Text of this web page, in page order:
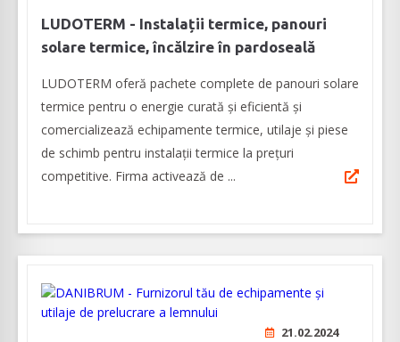
LUDOTERM - Instalații termice, panouri
solare termice, încălzire în pardoseală
LUDOTERM oferă pachete complete de panouri solare
termice pentru o energie curată și eficientă și
comercializează echipamente termice, utilaje și piese
de schimb pentru instalații termice la prețuri
competitive. Firma activează de ...
21.02.2024